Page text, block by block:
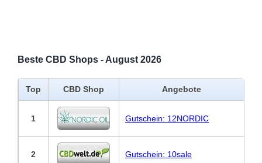
Beste CBD Shops - August 2026
Top CBD Shop Angebote
1 Gutschein: 12NORDIC
2 Gutschein: 10sale